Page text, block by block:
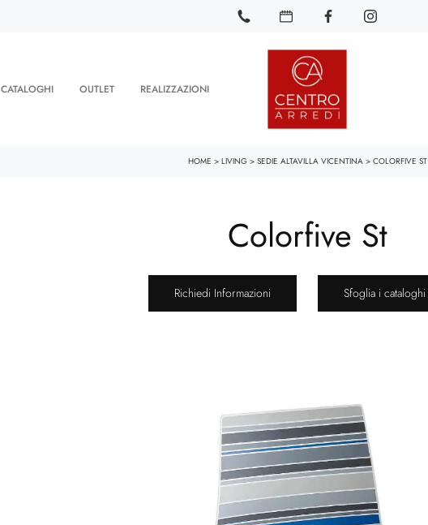
CATALOGHI OUTLET REALIZZAZIONI
HOME > LIVING> SEDIE ALTAVILLA VICENTINA > COLORFIVE ST
Colorfive St
Richiedi Informazioni Sfoglia i cataloghi